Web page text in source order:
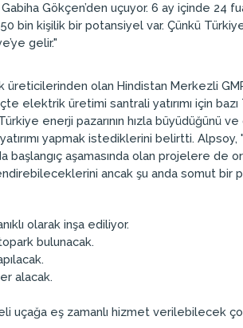
Gökçen’den uçuyor. 6 ay içinde 24
bin kişilik bir potansiyel var. Çünkü
gelir."
olan Hindistan Merkezli
elektrik üretimi santrali yatırımı için
enerji pazarının hızla büyüdüğünü
yapmak istediklerini belirtti. Alpsoy,
aşamasında olan projelere de
ancak şu anda somut bir
olarak inşa ediliyor.
bulunacak.
alacak.
uçağa eş zamanlı hizmet verilebilecek